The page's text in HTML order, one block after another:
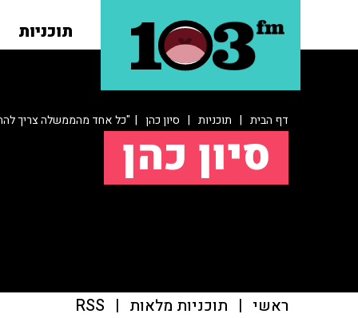
תוכניות
דף הבית | תוכניות | סיון כהן | "כל אחד מהממשלה צריך
סיון כהן
ראשי | תוכניות מלאות |
RSS